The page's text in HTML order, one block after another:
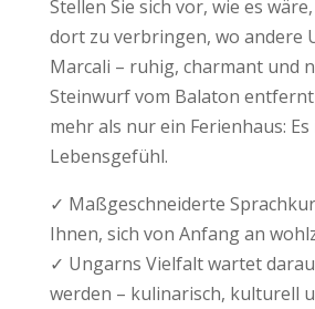
Stellen Sie sich vor, wie es
dort zu verbringen, wo andere
Marcali – ruhig, charmant und
Steinwurf vom Balaton
mehr als nur ein Ferienhaus:
Lebensgefühl.
✓ Maßgeschneiderte
Ihnen, sich von Anfang an
✓ Ungarns Vielfalt wartet
werden – kulinarisch, kulturell